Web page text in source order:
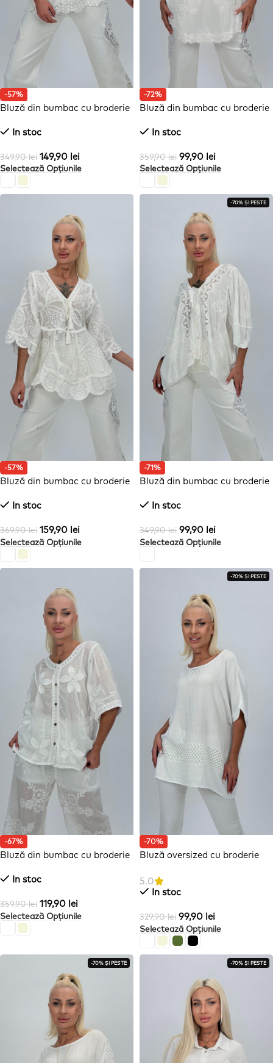
-57%
Bluză din bumbac cu broderie
In stoc
349,90lei 149,90 lei
Selectează Opțiunile
-72%
Bluză din bumbac cu broderie
In stoc
359,90lei 99,90 lei
Selectează Opțiunile
-57%
Bluză din bumbac cu broderie
In stoc
369,90lei 159,90 lei
Selectează Opțiunile
-70% ȘI PESTE
-71%
Bluză din bumbac cu broderie
In stoc
349,90lei 99,90 lei
Selectează Opțiunile
-67%
Bluză din bumbac cu broderie
In stoc
359,90lei 119,90 lei
Selectează Opțiunile
-70% ȘI PESTE
-70%
Bluză oversized cu broderie
5.0
In stoc
329,90lei 99,90 lei
Selectează Opțiunile
-70% ȘI PESTE -70% ȘI PESTE